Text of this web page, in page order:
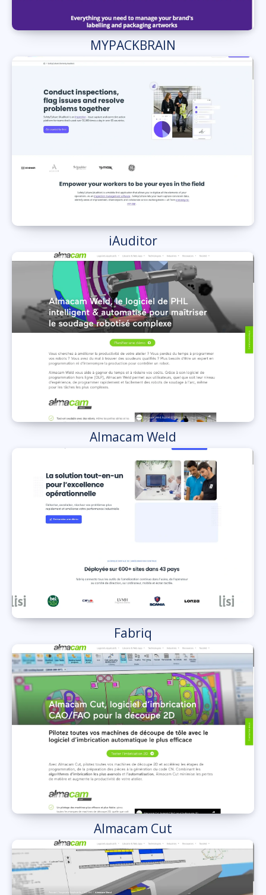
MYPACKBRAIN
iAuditor
Almacam Weld
Fabriq
Almacam Cut